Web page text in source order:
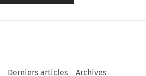
Derniers articles
Archives